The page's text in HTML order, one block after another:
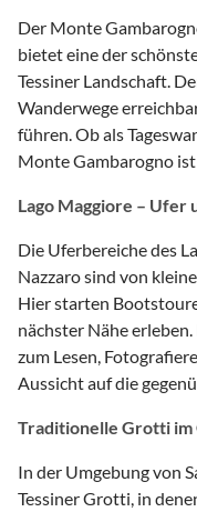
Der Monte
bietet eine der
Tessiner Landschaft.
Wanderwege
führen. Ob als
Monte Gambarogno
Lago Maggiore – Ufer
Die Uferbereiche des
Nazzaro sind von
Hier starten
nächster Nähe erleben.
zum Lesen,
Aussicht auf die
Traditionelle Grotti im
In der Umgebung von
Tessiner Grotti, in